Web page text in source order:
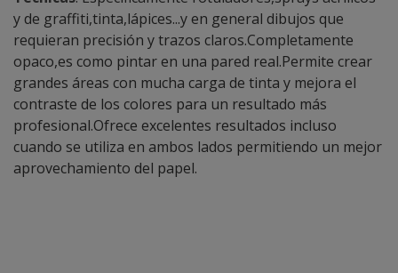
y de graffiti,tinta,lápices...y en general dibujos que
requieran precisión y trazos claros.Completamente
opaco,es como pintar en una pared real.Permite crear
grandes áreas con mucha carga de tinta y mejora el
contraste de los colores para un resultado más
profesional.Ofrece excelentes resultados incluso
cuando se utiliza en ambos lados permitiendo un mejor
aprovechamiento del papel.